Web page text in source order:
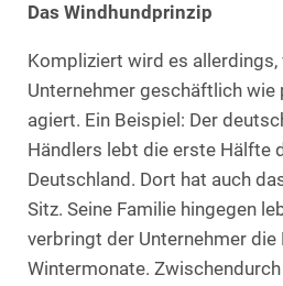
Das Windhundprinzip
Kompliziert wird es allerdings,
Unternehmer geschäftlich wie
agiert. Ein Beispiel: Der
Händlers lebt die erste Hälfte
Deutschland. Dort hat auch
Sitz. Seine Familie hingegen
verbringt der Unternehmer die
Wintermonate.